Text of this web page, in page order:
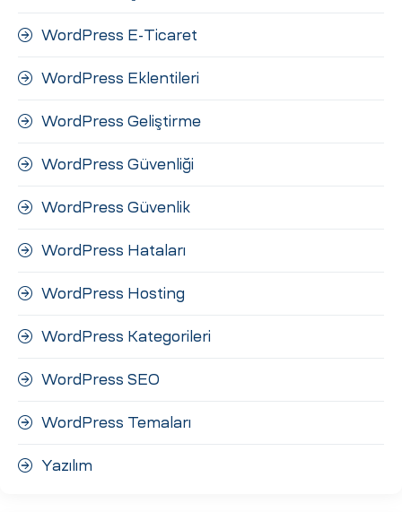
WordPress E-Ticaret
WordPress Eklentileri
WordPress Geliştirme
WordPress Güvenliği
WordPress Güvenlik
WordPress Hataları
WordPress Hosting
WordPress Kategorileri
WordPress SEO
WordPress Temaları
Yazılım